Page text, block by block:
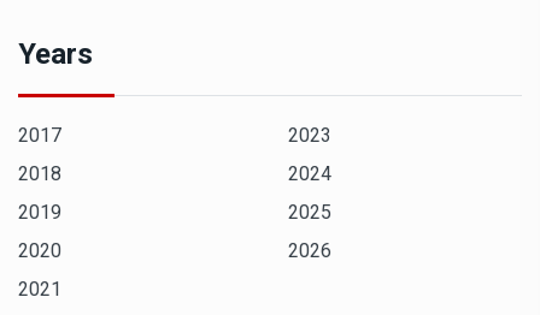
Years
2017
2018
2019
2020
2021
2023
2024
2025
2026